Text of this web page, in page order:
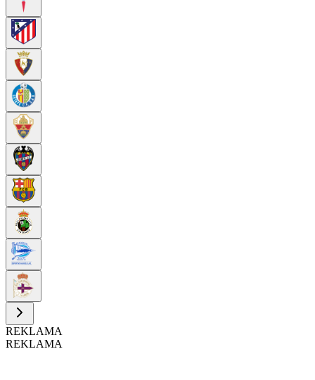
REKLAMA
REKLAMA